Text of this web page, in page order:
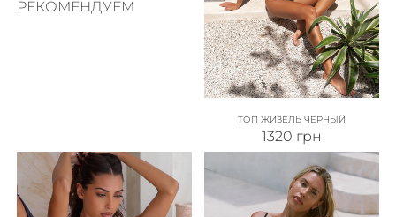
РЕКОМЕНДУЕМ
ТОП ЖИЗЕЛЬ ЧЕРНЫЙ
1320 грн